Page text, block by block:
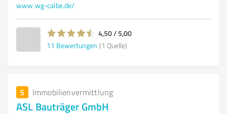
www.wg-calbe.de/
4,50 / 5,00
11 Bewertungen (1 Quelle)
5 Immobilienvermittlung
ASL Bauträger GmbH